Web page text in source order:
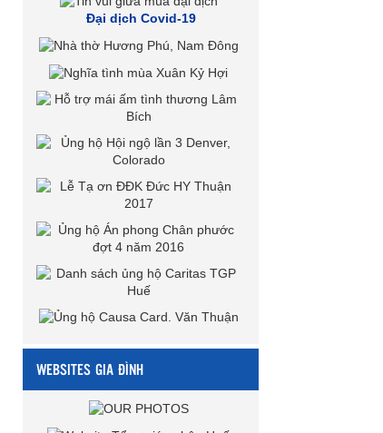
Đại dịch Covid-19
WEBSITES GIA ĐÌNH